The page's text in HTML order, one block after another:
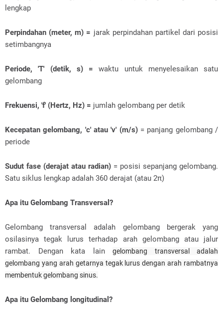
lengkap
Perpindahan (meter, m) = jarak perpindahan partikel dari posisi
setimbangnya
Periode, 'T' (detik, s) =waktu untuk menyelesaikan satu
gelombang
Frekuensi, 'f' (Hertz, Hz) = jumlah gelombang per detik
Kecepatan gelombang, 'c' atau 'v' (m/s)= panjang gelombang /
periode
Sudut fase (derajat atau radian) = posisi sepanjang gelombang.
Satu siklus lengkap adalah 360 derajat (atau 2π)
Apa itu Gelombang Transversal?
Gelombang transversal adalah gelombang bergerak yang
osilasinya tegak lurus terhadap arah gelombang atau jalur
rambat. Dengan kata lain gelombang transversal adalah
gelombang yang arah getarnya tegak lurus dengan arah rambatnya
membentuk gelombang sinus.
Apa itu Gelombang longitudinal?